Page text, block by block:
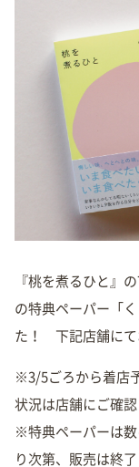
『桃を煮るひと』
の特典ペーパー「
た！ 下記店舗にて
※3/5ごろから着店
状況は店舗にご確認
※特典ペーパーは数
り次第、販売は終